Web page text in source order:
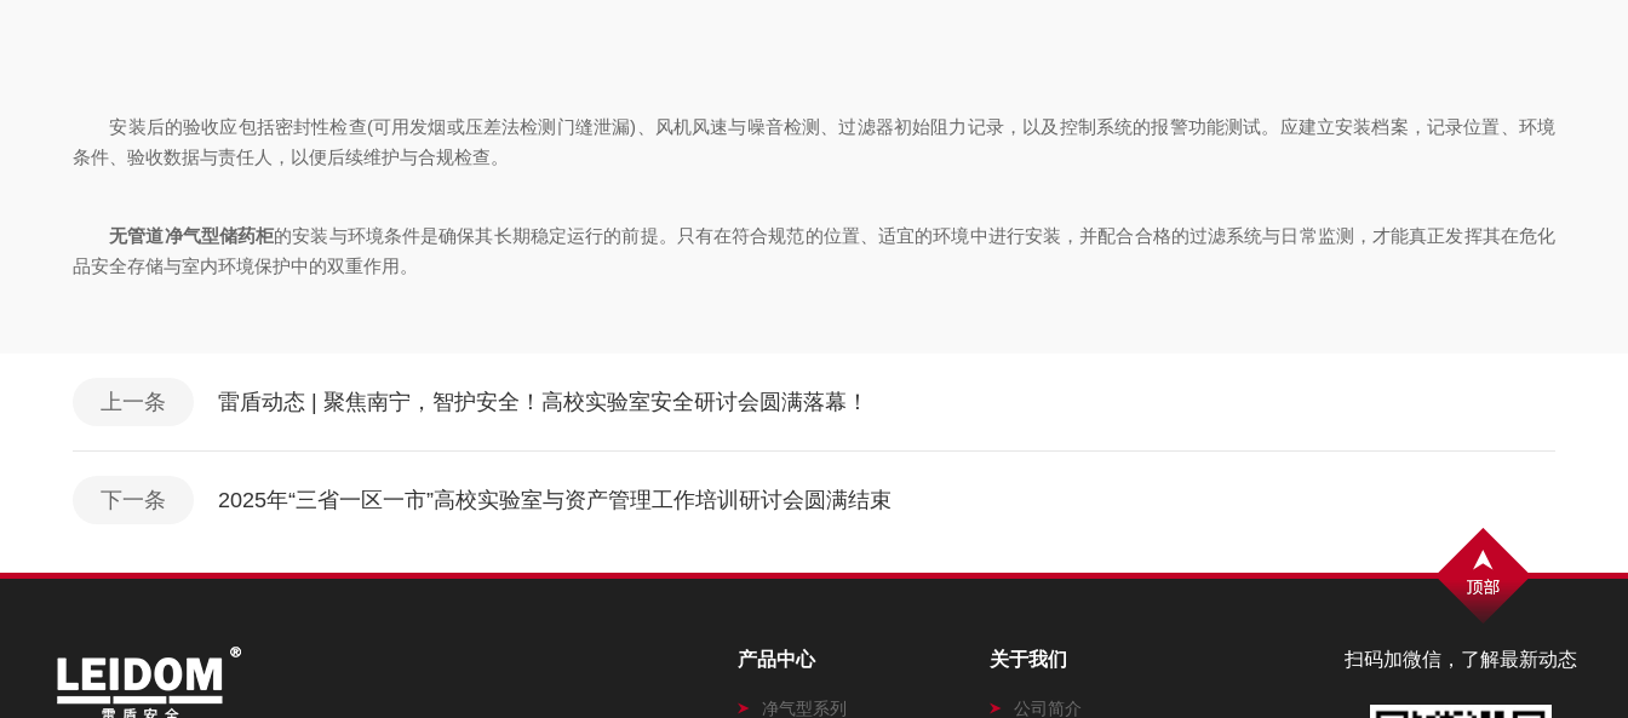
安装后的验收应包括密封性检查(可用发烟或压差法检测门缝泄漏)、风机风速与噪音检测、过滤器初始阻力记录，以及控制系统的报警功能测试。应建立安装档案，记录位置、环境
条件、验收数据与责任人，以便后续维护与合规检查。
无管道净气型储药柜的安装与环境条件是确保其长期稳定运行的前提。只有在符合规范的位置、适宜的环境中进行安装，并配合合格的过滤系统与日常监测，才能真正发挥其在危化
品安全存储与室内环境保护中的双重作用。
上一条 雷盾动态 | 聚焦南宁，智护安全！高校实验室安全研讨会圆满落幕！
下一条 2025年“三省一区一市”高校实验室与资产管理工作培训研讨会圆满结束
扫码加微信，了解最新动态
产品中心
净气型系列
关于我们
公司简介